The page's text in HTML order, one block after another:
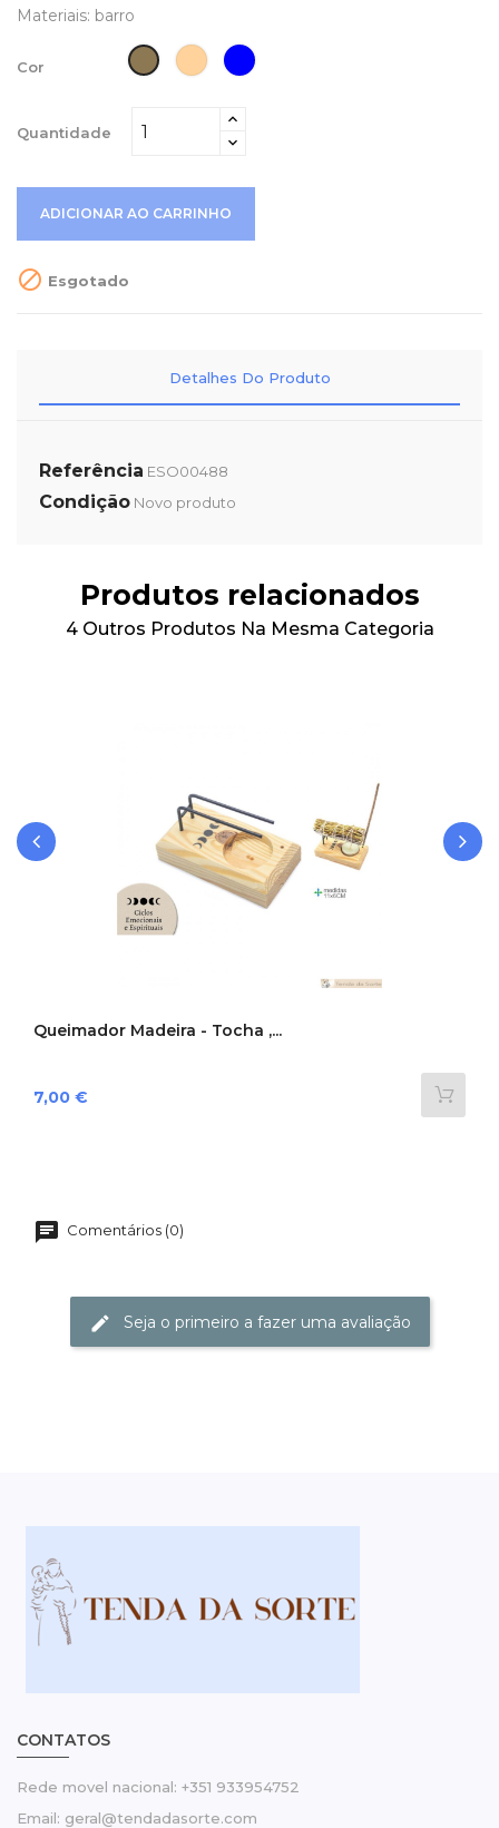
Materiais: barro
Cor CastanhoCastanho
Claro
Azul
Quantidade
ADICIONAR AO CARRINHO
 Esgotado
Detalhes Do Produto
Referência ESO00488
Condição Novo produto
Produtos relacionados
4 Outros Produtos Na Mesma Categoria
Queimador Madeira - Tocha ,...
Preço
7,00 €
Comentários (0)
Seja o primeiro a fazer uma avaliação
CONTATOS
Rede movel nacional: +351 933954752
Email: geral@tendadasorte.com